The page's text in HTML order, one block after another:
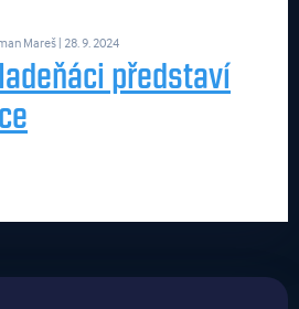
Mareš | 28. 9. 2024
představí